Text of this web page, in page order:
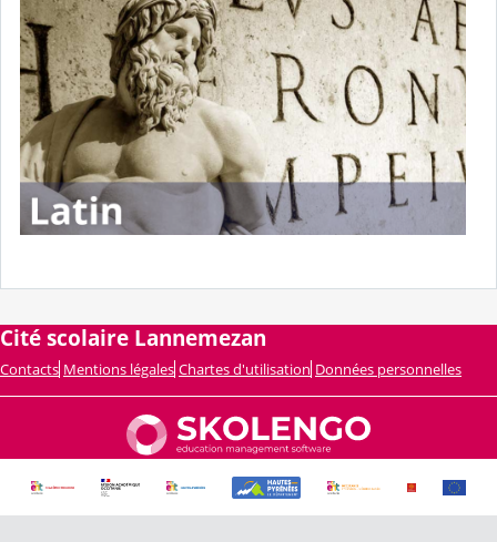
Cité scolaire Lannemezan
Contacts Mentions légales Chartes d'utilisation Données personnelles